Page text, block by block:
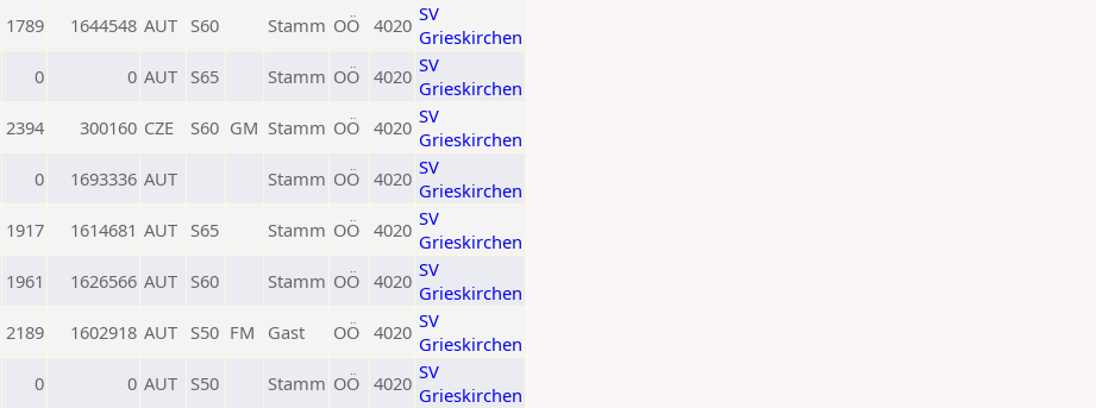
1789 1644548 AUT S60 Stamm OÖ 4020 SV
Grieskirchen
0 0 AUT S65 Stamm OÖ 4020 SV
Grieskirchen
2394 300160 CZE S60 GM Stamm OÖ 4020 SV
Grieskirchen
0 1693336 AUT Stamm OÖ 4020 SV
Grieskirchen
1917 1614681 AUT S65 Stamm OÖ 4020 SV
Grieskirchen
1961 1626566 AUT S60 Stamm OÖ 4020 SV
Grieskirchen
2189 1602918 AUT S50 FM Gast OÖ 4020 SV
Grieskirchen
0 0 AUT S50 Stamm OÖ 4020 SV
Grieskirchen